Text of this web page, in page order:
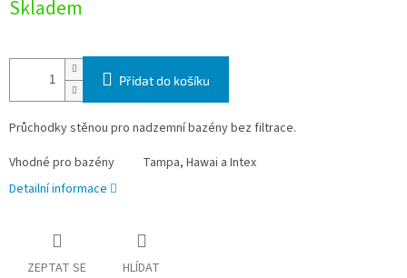
Skladem
Přidat do košíku
Průchodky stěnou pro nadzemní bazény bez filtrace.
Vhodné pro bazény
Tampa, Hawai a Intex
Detailní informace
ZEPTAT SE HLÍDAT